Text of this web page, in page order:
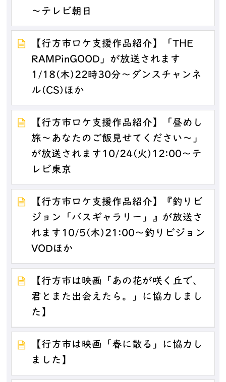
～テレビ朝日
【行方市ロケ支援作品紹介】「THE
RAMPinGOOD」が放送されます
1/18(木)22時30分～ダンスチャンネ
ル(CS)ほか
【行方市ロケ支援作品紹介】「昼めし
旅～あなたのご飯見せてください～」
が放送されます10/24(火)12:00～テ
レビ東京
【行方市ロケ支援作品紹介】『釣りビ
ジョン「バスギャラリー」』が放送さ
れます10/5(木)21:00～釣りビジョン
VODほか
【行方市は映画「あの花が咲く丘で、
君とまた出会えたら。」に協力しまし
た】
【行方市は映画「春に散る」に協力し
ました】